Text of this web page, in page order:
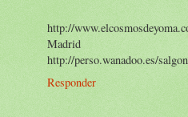
http://
Madrid
http://perso.wanadoo.es/
Responder